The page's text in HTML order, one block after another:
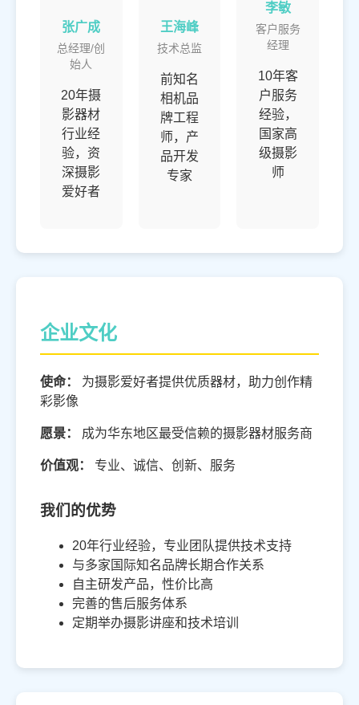
张广成
总经理/创
始人
20年摄
影器材
行业经
验，资
深摄影
爱好者
王海峰
技术总监
前知名
相机品
牌工程
师，产
品开发
专家
李敏
客户服务
经理
10年客
户服务
经验，
国家高
级摄影
师
企业文化
使命：
为摄影爱好者提供优质器材，助力创作精
彩影像
愿景： 成为华东地区最受信赖的摄影器材服务商
价值观： 专业、诚信、创新、服务
我们的优势
20年行业经验，专业团队提供技术支持
与多家国际知名品牌长期合作关系
自主研发产品，性价比高
完善的售后服务体系
定期举办摄影讲座和技术培训